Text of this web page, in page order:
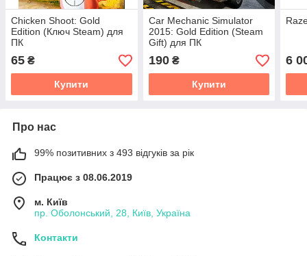
Chicken Shoot: Gold
Edition (Ключ Steam) для
ПК
65 ₴
Купити
Car Mechanic Simulator
2015: Gold Edition (Steam
Gift) для ПК
190₴
Купити
6
Про нас
99% позитивних з 493 відгуків за рік
Працює з 08.06.2019
м. Київ
пр. Оболонський, 28, Київ, Україна
Контакти